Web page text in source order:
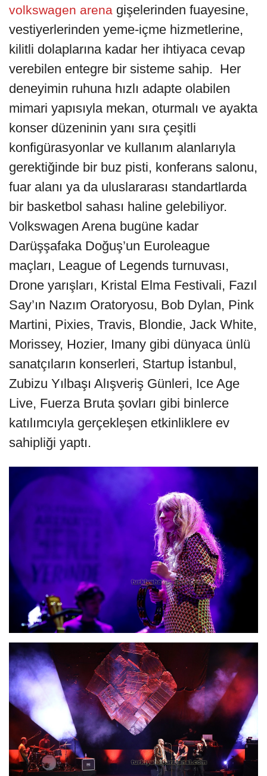
volkswagen arena gişelerinden fuayesine,
vestiyerlerinden yeme-içme hizmetlerine,
kilitli dolaplarına kadar her ihtiyaca cevap
verebilen entegre bir sisteme sahip. Her
deneyimin ruhuna hızlı adapte olabilen
mimari yapısıyla mekan, oturmalı ve ayakta
konser düzeninin yanı sıra çeşitli
konfigürasyonlar ve kullanım alanlarıyla
gerektiğinde bir buz pisti, konferans salonu,
fuar alanı ya da uluslararası standartlarda
bir basketbol sahası haline gelebiliyor.
Volkswagen Arena bugüne kadar
Darüşşafaka Doğuş’un Euroleague
maçları, League of Legends turnuvası,
Drone yarışları, Kristal Elma Festivali, Fazıl
Say’ın Nazım Oratoryosu, Bob Dylan, Pink
Martini, Pixies, Travis, Blondie, Jack White,
Morissey, Hozier, Imany gibi dünyaca ünlü
sanatçıların konserleri, Startup İstanbul,
Zubizu Yılbaşı Alışveriş Günleri, Ice Age
Live, Fuerza Bruta şovları gibi binlerce
katılımcıyla gerçekleşen etkinliklere ev
sahipliği yaptı.